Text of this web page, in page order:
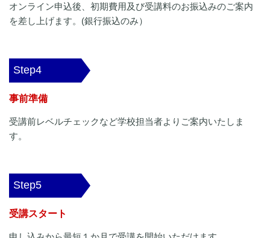
オンライン申込後、初期費用及び受講料のお振込みのご案内
を差し上げます。(銀行振込のみ）
Step4
事前準備
受講前レベルチェックなど学校担当者よりご案内いたしま
す。
Step5
受講スタート